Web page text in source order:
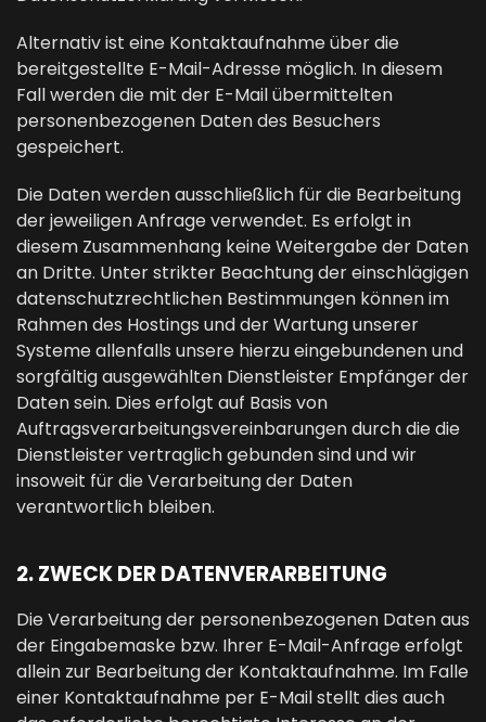
Alternativ ist eine Kontaktaufnahme über die
bereitgestellte E-Mail-Adresse möglich. In diesem
Fall werden die mit der E-Mail übermittelten
personenbezogenen Daten des Besuchers
gespeichert.
Die Daten werden ausschließlich für die Bearbeitung
der jeweiligen Anfrage verwendet. Es erfolgt in
diesem Zusammenhang keine Weitergabe der Daten
an Dritte. Unter strikter Beachtung der einschlägigen
datenschutzrechtlichen Bestimmungen können im
Rahmen des Hostings und der Wartung unserer
Systeme allenfalls unsere hierzu eingebundenen und
sorgfältig ausgewählten Dienstleister Empfänger der
Daten sein. Dies erfolgt auf Basis von
Auftragsverarbeitungsvereinbarungen durch die die
Dienstleister vertraglich gebunden sind und wir
insoweit für die Verarbeitung der Daten
verantwortlich bleiben.
2. ZWECK DER DATENVERARBEITUNG
Die Verarbeitung der personenbezogenen Daten aus
der Eingabemaske bzw. Ihrer E-Mail-Anfrage erfolgt
allein zur Bearbeitung der Kontaktaufnahme. Im Falle
einer Kontaktaufnahme per E-Mail stellt dies auch